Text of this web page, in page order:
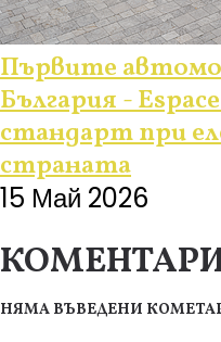
Първите
България -
стандарт при
страната
15 Май 2026
НЯМА ВЪВЕДЕНИ